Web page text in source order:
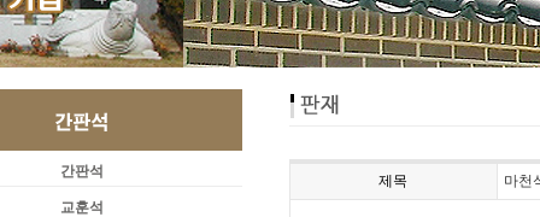
간판석
교훈석
제목 마천